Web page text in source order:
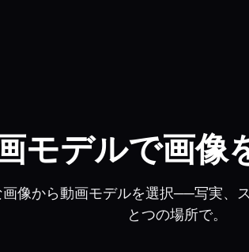
モデルで画像
像から動画モデルを選択──写実、
とつの場所で。